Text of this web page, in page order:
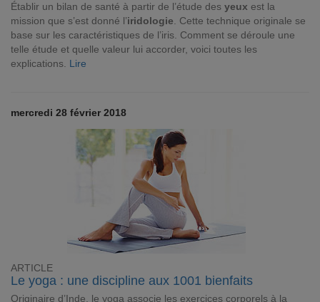
Établir un bilan de santé à partir de l’étude des yeux est la
mission que s’est donné l’iridologie . Cette technique originale se
base sur les caractéristiques de l’iris. Comment se déroule une
telle étude et quelle valeur lui accorder, voici toutes les
explications. Lire
mercredi 28 février 2018
ARTICLE
Le yoga : une discipline aux 1001 bienfaits
Originaire d’Inde, le yoga associe les exercices corporels à la